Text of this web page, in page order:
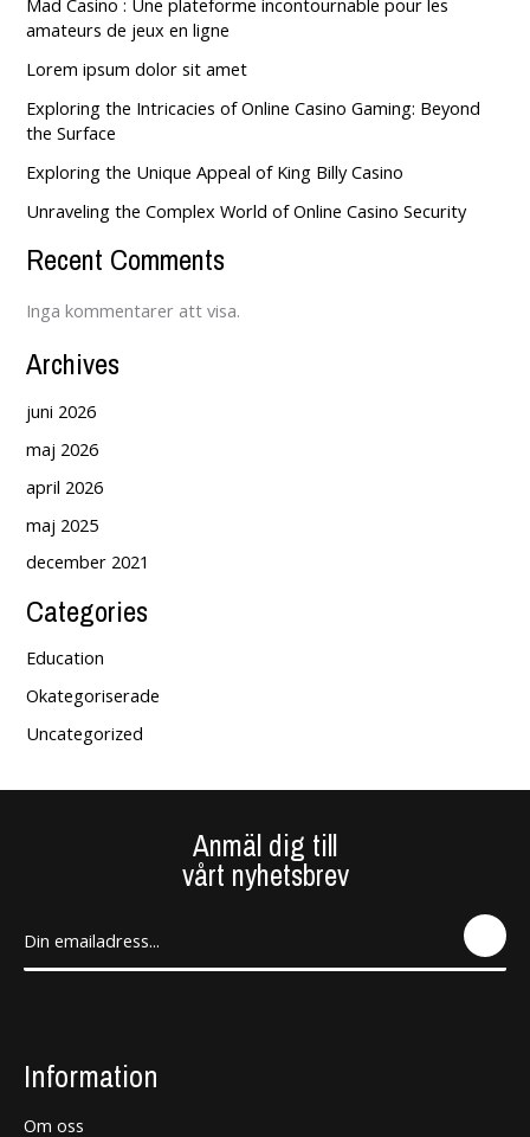
amateurs de jeux en ligne
Lorem ipsum dolor sit amet
Exploring the Intricacies of Online Casino Gaming: Beyond
the Surface
Exploring the Unique Appeal of King Billy Casino
Unraveling the Complex World of Online Casino Security
Recent Comments
Inga kommentarer att visa.
Archives
juni 2026
maj 2026
april 2026
maj 2025
december 2021
Categories
Education
Okategoriserade
Uncategorized
Anmäl dig till
vårt nyhetsbrev
SEN
Information
Om oss